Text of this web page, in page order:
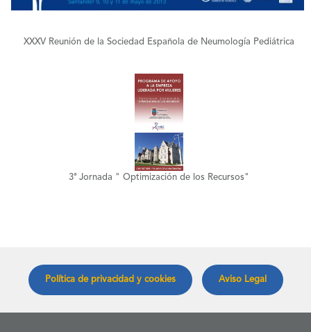
XXXV Reunión de la Sociedad Española de Neumología Pediátrica
+
3ª Jornada " Optimización de los Recursos"
Política de privacidad y cookies Aviso Legal